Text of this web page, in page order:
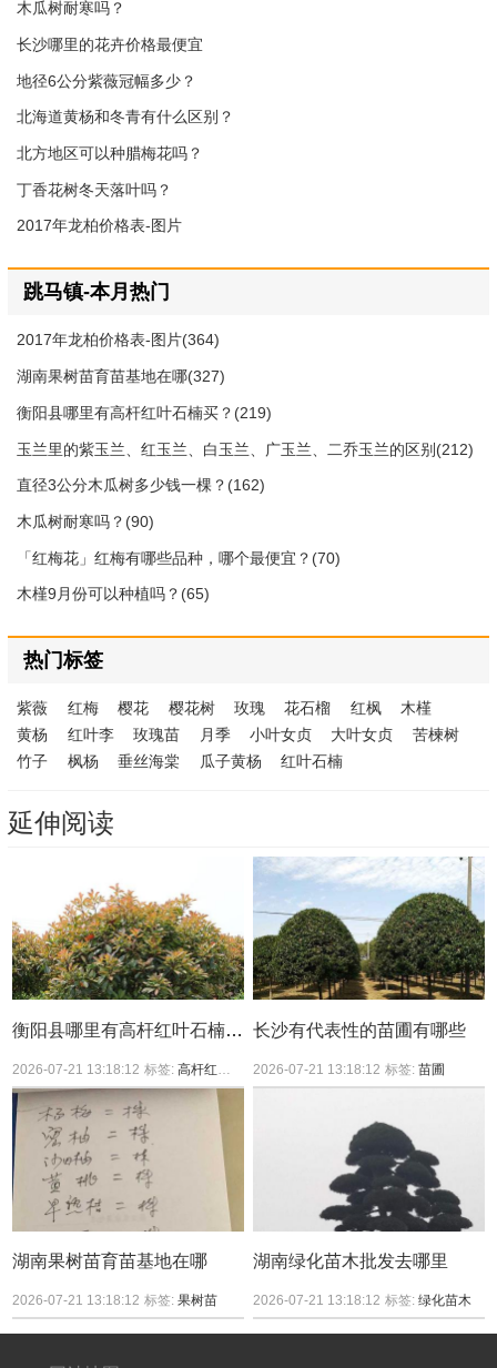
木瓜树耐寒吗？
长沙哪里的花卉价格最便宜
地径6公分紫薇冠幅多少？
北海道黄杨和冬青有什么区别？
北方地区可以种腊梅花吗？
丁香花树冬天落叶吗？
2017年龙柏价格表-图片
跳马镇-本月热门
2017年龙柏价格表-图片(364)
湖南果树苗育苗基地在哪(327)
衡阳县哪里有高杆红叶石楠买？(219)
玉兰里的紫玉兰、红玉兰、白玉兰、广玉兰、二乔玉兰的区别(212)
直径3公分木瓜树多少钱一棵？(162)
木瓜树耐寒吗？(90)
「红梅花」红梅有哪些品种，哪个最便宜？(70)
木槿9月份可以种植吗？(65)
热门标签
紫薇 红梅 樱花 樱花树 玫瑰 花石榴 红枫
木槿
黄杨
红叶李 玫瑰苗 月季 小叶女贞 大叶女贞
苦楝树
竹子
枫杨 垂丝海棠 瓜子黄杨 红叶石楠
延伸阅读
衡阳县哪里有高杆红叶石楠买？
2026-07-21 13:18:12 标签:高杆红叶石楠
长沙有代表性的苗圃有哪些
2026-07-21 13:18:12 标签:苗圃
湖南果树苗育苗基地在哪
2026-07-21 13:18:12 标签:果树苗
湖南绿化苗木批发去哪里
2026-07-21 13:18:12 标签:绿化苗木